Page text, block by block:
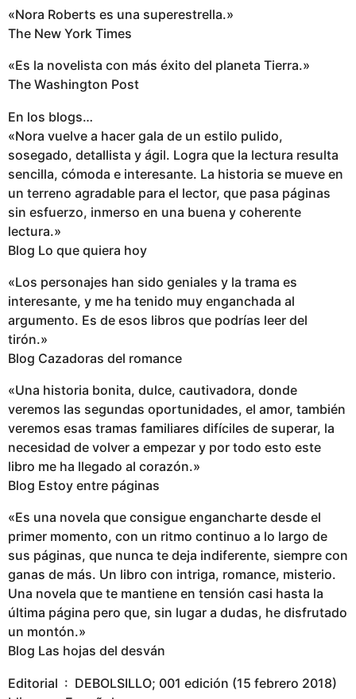
«Nora Roberts es una superestrella.»
The New York Times
«Es la novelista con más éxito del planeta Tierra.»
The Washington Post
En los blogs…
«Nora vuelve a hacer gala de un estilo pulido,
sosegado, detallista y ágil. Logra que la lectura resulta
sencilla, cómoda e interesante. La historia se mueve en
un terreno agradable para el lector, que pasa páginas
sin esfuerzo, inmerso en una buena y coherente
lectura.»
Blog Lo que quiera hoy
«Los personajes han sido geniales y la trama es
interesante, y me ha tenido muy enganchada al
argumento. Es de esos libros que podrías leer del
tirón.»
Blog Cazadoras del romance
«Una historia bonita, dulce, cautivadora, donde
veremos las segundas oportunidades, el amor, también
veremos esas tramas familiares difíciles de superar, la
necesidad de volver a empezar y por todo esto este
libro me ha llegado al corazón.»
Blog Estoy entre páginas
«Es una novela que consigue engancharte desde el
primer momento, con un ritmo continuo a lo largo de
sus páginas, que nunca te deja indiferente, siempre con
ganas de más. Un libro con intriga, romance, misterio.
Una novela que te mantiene en tensión casi hasta la
última página pero que, sin lugar a dudas, he disfrutado
un montón.»
Blog Las hojas del desván
Editorial ‏ : ‎ DEBOLSILLO; 001 edición (15 febrero 2018)